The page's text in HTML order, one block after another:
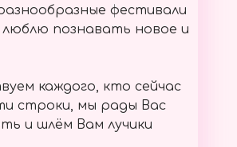
фестивали
люблю познавать новое и
каждого, кто сейчас
строки, мы рады Вас
и шлём Вам лучики